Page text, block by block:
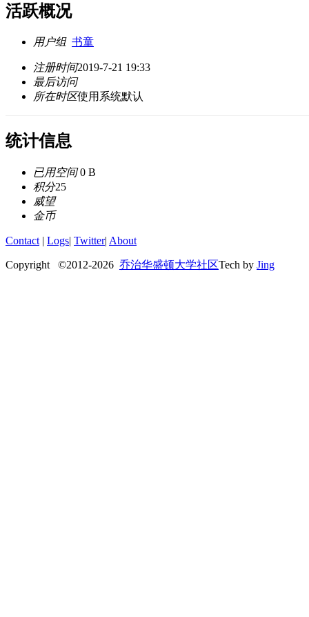
活跃概况
用户组 书童
注册时间2019-7-21 19:33
最后访问
所在时区使用系统默认
统计信息
已用空间0 B
积分25
威望
金币
Contact | Logs| Twitter| About
Copyright ©2012-2026 乔治华盛顿大学社区Tech by Jing